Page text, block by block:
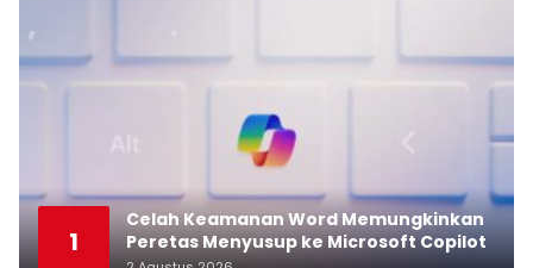
1
Celah Keamanan Word Memungkinkan
Peretas Menyusup ke Microsoft Copilot